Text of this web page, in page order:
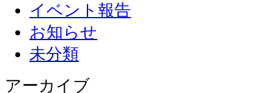
イベント報告
お知らせ
未分類
アーカイブ